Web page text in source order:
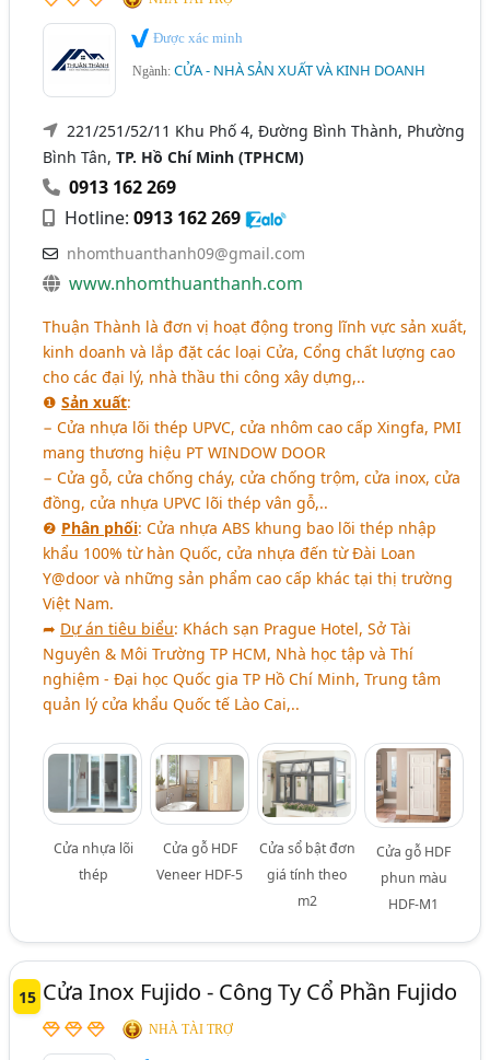
Được xác minh
Ngành:CỬA - NHÀ SẢN XUẤT VÀ KINH DOANH
221/251/52/11 Khu Phố 4, Đường Bình Thành, Phường
Bình Tân,TP. Hồ Chí Minh (TPHCM)
0913 162 269
Hotline:0913 162 269
nhomthuanthanh09@gmail.com
www.nhomthuanthanh.com
Thuận Thành là đơn vị hoạt động trong lĩnh vực sản xuất,
kinh doanh và lắp đặt các loại Cửa, Cổng chất lượng cao
cho các đại lý, nhà thầu thi công xây dựng,..
❶Sản xuất:
− Cửa nhựa lõi thép UPVC, cửa nhôm cao cấp Xingfa, PMI
mang thương hiệu PT WINDOW DOOR
− Cửa gỗ, cửa chống cháy, cửa chống trộm, cửa inox, cửa
đồng, cửa nhựa UPVC lõi thép vân gỗ,..
❷ Phân phối: Cửa nhựa ABS khung bao lõi thép nhập
khẩu 100% từ hàn Quốc, cửa nhựa đến từ Đài Loan
Y@door và những sản phẩm cao cấp khác tại thị trường
Việt Nam.
➦ Dự án tiêu biểu: Khách sạn Prague Hotel, Sở Tài
Nguyên & Môi Trường TP HCM, Nhà học tập và Thí
nghiệm - Đại học Quốc gia TP Hồ Chí Minh, Trung tâm
quản lý cửa khẩu Quốc tế Lào Cai,..
Cửa nhựa lõi
thép
Cửa gỗ HDF
Veneer HDF-5
Cửa sổ bật đơn
giá tính theo
m2
Cửa gỗ HDF
phun màu
HDF-M1
15 Cửa Inox Fujido - Công Ty Cổ Phần Fujido
NHÀ TÀI TRỢ